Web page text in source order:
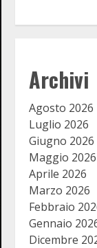
Archivi
Agosto 2026
Luglio 2026
Giugno 2026
Maggio 2026
Aprile 2026
Marzo 2026
Febbraio
Gennaio
Dicembre